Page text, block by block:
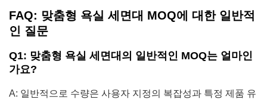
FAQ: 맞춤형 욕실 세면대 MOQ에 대한 일반적
인 질문
Q1: 맞춤형 욕실 세면대의 일반적인 MOQ는 얼마인
가요?
A: 일반적으로 수량은 사용자 지정의 복잡성과 특정 제품 유